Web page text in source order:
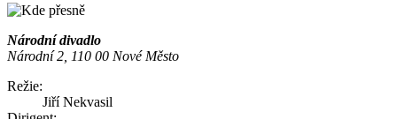
Národní divadlo
Národní 2, 110 00 Nové Město
Režie:
Jiří Nekvasil